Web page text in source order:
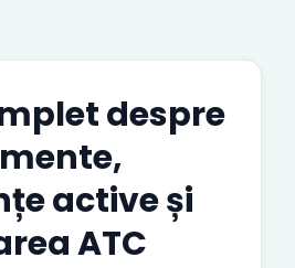
despre
active și
ATC